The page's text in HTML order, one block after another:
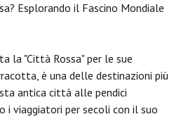
Esplorando il Fascino Mondiale
la "Città Rossa" per le sue
è una delle destinazioni più
antica città alle pendici
viaggiatori per secoli con il suo